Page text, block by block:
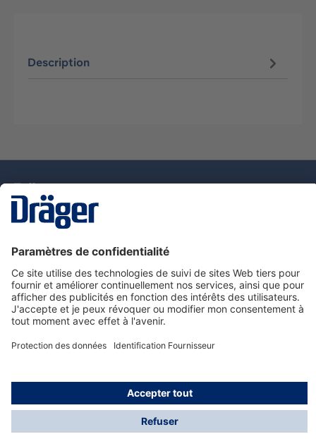
Description
Nous contacter
Service de e-commande Dräger
Informations sur les produits
© Dräger France SAS, 2024
*Prix hors taxe. Frais de gestion et de livraison standard
offerts; Indépendamment de la valeur ou du volume de